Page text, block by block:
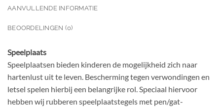
AANVULLENDE INFORMATIE
BEOORDELINGEN (0)
Speelplaats
Speelplaatsen bieden kinderen de mogelijkheid zich naar
hartenlust uit te leven. Bescherming tegen verwondingen en
letsel spelen hierbij een belangrijke rol. Speciaal hiervoor
hebben wij rubberen speelplaatstegels met pen/gat-